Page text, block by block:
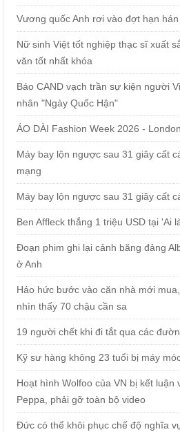
Vương quốc Anh rơi vào đợt hạn
Nữ sinh Việt tốt nghiệp thạc sĩ xuất
văn tốt nhất khóa
Báo CAND vạch trần sự kiện người
nhân "Ngày Quốc Hận"
ÁO DÀI Fashion Week 2026 -
Máy bay lộn ngược sau 31 giây cất
mạng
Máy bay lộn ngược sau 31 giây cất
Ben Affleck thắng 1 triệu USD tại 'Ai
Đoạn phim ghi lại cảnh băng đảng
ở Anh
Háo hức bước vào căn nhà mới
nhìn thấy 70 chậu cần sa
19 người chết khi đi tắt qua các
Kỹ sư hàng không 23 tuổi bị máy
Hoạt hình Wolfoo của VN bị kết luận
Peppa, phải gỡ toàn bộ video
Đức có thể khôi phục chế độ nghĩa